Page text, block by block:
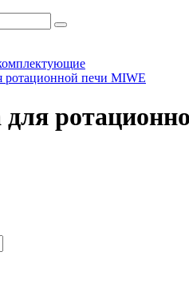
ротационной печи MIWE
для